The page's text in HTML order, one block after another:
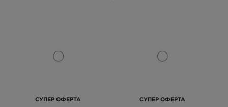
СУПЕР ОФЕРТА СУПЕР ОФЕРТА